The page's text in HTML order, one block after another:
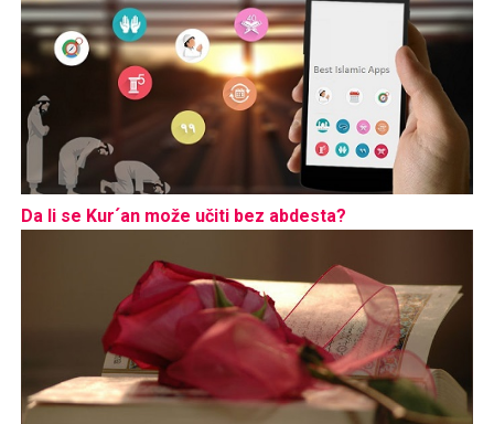
Da li se Kur´an može učiti bez abdesta?